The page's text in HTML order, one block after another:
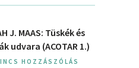
J. MAAS: Tüskék és
udvara (ACOTAR 1.)
HOZZÁSZÓLÁS